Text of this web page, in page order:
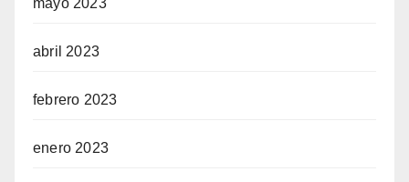
abril 2023
febrero 2023
enero 2023